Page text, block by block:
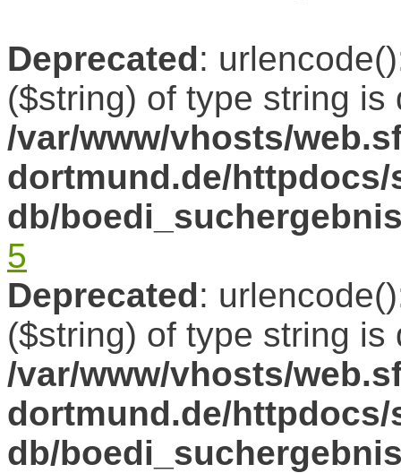
Deprecated:
($string) of type string is
/var/www/vhosts/
dortmund.de/httpdocs/
db/
5
Deprecated:
($string) of type string is
/var/www/vhosts/
dortmund.de/httpdocs/
db/